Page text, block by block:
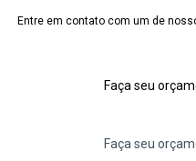
Entre em contato com um de
Faça seu
Faça seu